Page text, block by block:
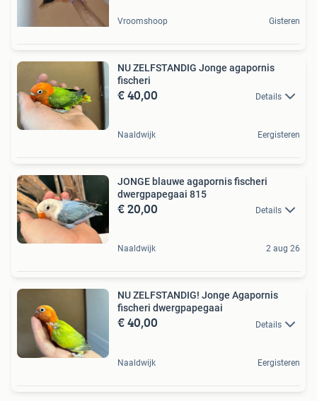
Vroomshoop Gisteren
NU ZELFSTANDIG Jonge agapornis
fischeri
€ 40,00 Details
Naaldwijk Eergisteren
JONGE blauwe agapornis fischeri
dwergpapegaai 815
€ 20,00 Details
Naaldwijk 2 aug 26
NU ZELFSTANDIG! Jonge Agapornis
fischeri dwergpapegaai
€ 40,00 Details
Naaldwijk Eergisteren